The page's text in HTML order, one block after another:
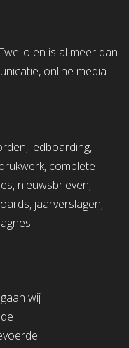
wij
en is al meer dan
online media
ledboarding,
complete
nieuwsbrieven,
jaarverslagen,